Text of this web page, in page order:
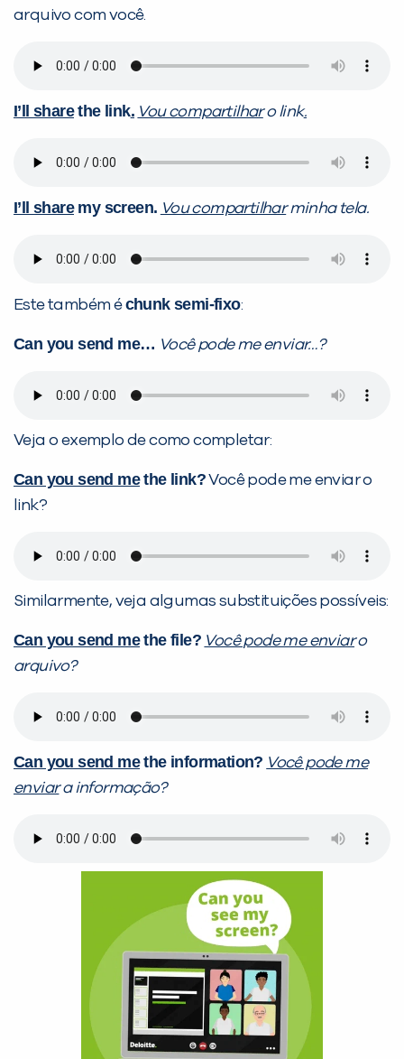
arquivo com você.
I’ll sharethe link. Vou compartilharo link.
I’ll sharemy screen. Vou compartilharminha tela.
Este também échunk semi-fixo:
Can you send me… Você pode me enviar…?
Veja o exemplo de como completar:
Can you send methe link?Você pode me enviar o
link?
Similarmente, veja algumas substituições possíveis:
Can you send methe file? Você pode me enviaro
arquivo?
Can you send methe information? Você pode me
enviara informação?